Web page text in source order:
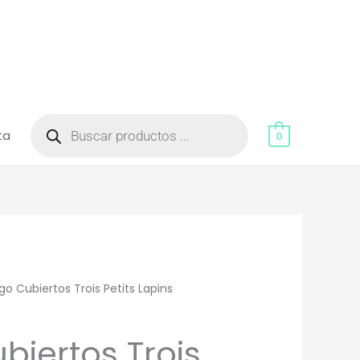
productos 0
Cubiertos Trois Petits Lapins